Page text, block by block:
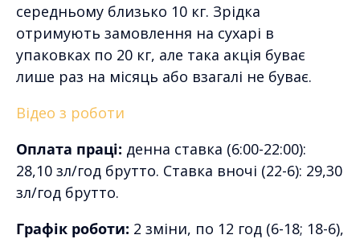
середньому близько 10 кг. Зрідка
отримують замовлення на сухарі в
упаковках по 20 кг, але така акція буває
лише раз на місяць або взагалі не буває.
Відео з роботи
Оплата праці: денна ставка (6:00-22:00):
28,10 зл/год брутто. Ставка вночі (22-6): 29,30
зл/год брутто.
Графік роботи: 2 зміни, по 12 год (6-18; 18-6),